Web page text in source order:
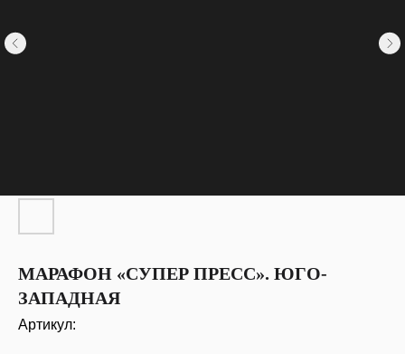
МАРАФОН «СУПЕР ПРЕСС». ЮГО-
ЗАПАДНАЯ
Артикул: